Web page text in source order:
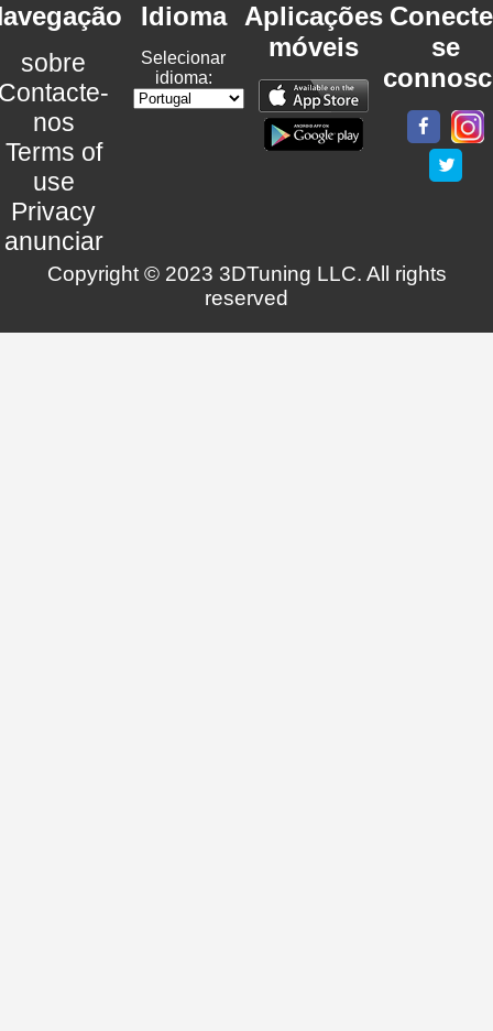
sobre
nos
Terms of
use
Privacy
anunciar
Idioma
Selecionar
idioma:
Aplicações
móveis
se
Copyright © 2023 3DTuning LLC. All rights
reserved